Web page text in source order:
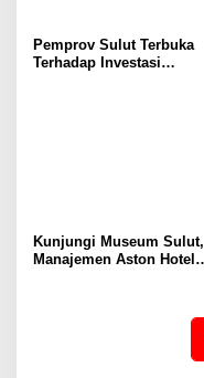
Pemprov Sulut Terbuka
Terhadap Investasi
Kunjungi Museum Sulut,
Manajemen Aston Hotel